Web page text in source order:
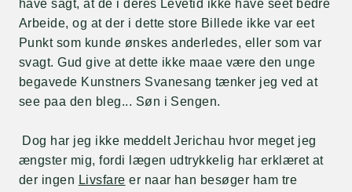
have sagt, at de i deres Levetid ikke have seet bedre
Arbeide, og at der i dette store Billede ikke var eet
Punkt som kunde ønskes anderledes, eller som var
svagt. Gud give at dette ikke maae være den unge
begavede Kunstners Svanesang tænker jeg ved at
see paa den bleg... Søn i Sengen.
Dog har jeg ikke meddelt Jerichau hvor meget jeg
ængster mig, fordi lægen udtrykkelig har erklæret at
der ingen Livsfare er naar han besøger ham tre